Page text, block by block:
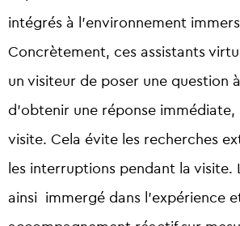
intégrés à l’environnement
Concrètement, ces assistants
un visiteur de poser une question
d’obtenir une réponse immédiate,
visite. Cela évite les recherches
les interruptions pendant la visite.
ainsi immergé dans l’expérience